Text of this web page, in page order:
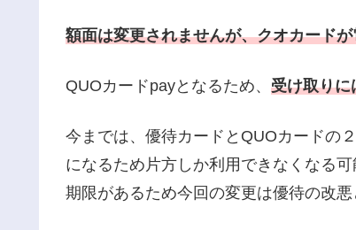
額面は変更されませんが、クオカード
QUOカードpayとなるため、 受け取りに
今までは、優待カードとQUOカードの
になるため片方しか利用できなくなる
期限があるため今回の変更は優待の改